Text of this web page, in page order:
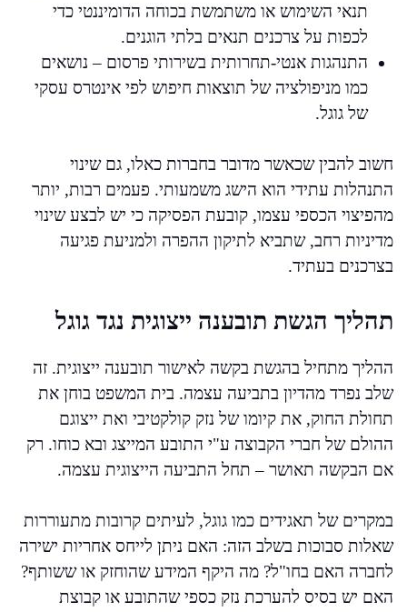
תנאי השימוש או משתמשת בכוחה הדומיננטי כדי
לכפות על צרכנים תנאים בלתי הוגנים.
התנהגות אנטי-תחרותית בשירותי פרסום – נושאים
כמו מניפולציה של תוצאות חיפוש לפי אינטרס עסקי
של גוגל.
חשוב להבין שכאשר מדובר בחברות כאלו, גם שינוי
התנהלות עתידי הוא הישג משמעותי. פעמים רבות, יותר
מהפיצוי הכספי עצמו, קובעת הפסיקה כי יש לבצע שינוי
מדיניות רחב, שתביא לתיקון ההפרה ולמניעת פגיעה
בצרכנים בעתיד.
תהליך הגשת תובענה ייצוגית נגד גוגל
ההליך מתחיל בהגשת בקשה לאישור תובענה ייצוגית. זה
שלב נפרד מהדיון בתביעה עצמה. בית המשפט בוחן את
תחולת החוק, את קיומו של נזק קולקטיבי ואת ייצוגם
ההולם של חברי הקבוצה ע"י התובע המייצג ובא כוחו. רק
אם הבקשה תאושר – תחל התביעה הייצוגית עצמה.
במקרים של תאגידים כמו גוגל, לעיתים קרובות מתעוררות
שאלות סבוכות בשלב הזה: האם ניתן לייחס אחריות ישירה
לחברה האם בחו"ל? מה היקף המידע שהוחזק או ששותף?
האם יש בסיס להערכת נזק כספי שהתובע או קבוצת